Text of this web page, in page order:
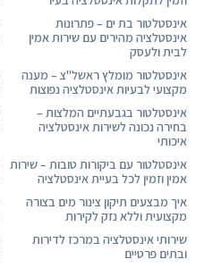
אינסטלטור בת ים – פתרונות
אינסטלציה מהירים עם שירות אמין
לבית ולעסק
אינסטלטור מומלץ ראשל"צ – מענה
מקצועי לבעיות אינסטלציה נפוצות
אינסטלטור בגבעתיים המלצות –
בחירה נכונה לשירות אינסטלציה
איכותי
אינסטלטור עם ביקורות טובות – שירות
אמין וזמין לכל בעיית אינסטלציה
איך מבצעים תיקון צינור מים בצורה
מקצועית וללא נזק לקירות
שירותי אינסטלציה במרכז לדירות
ובתים פרטיים